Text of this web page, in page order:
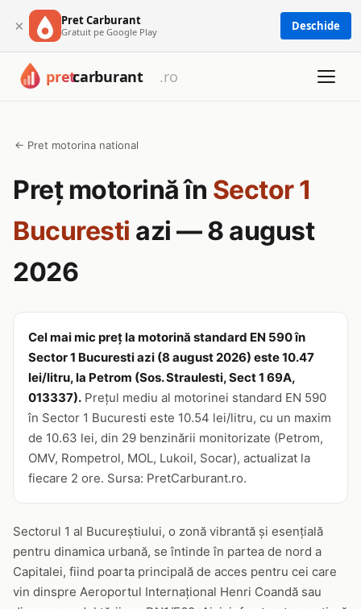
× Pret Carburant
Gratuit pe Google Play Deschide
← Pret motorina national
Preț motorină în Sector 1
Bucuresti azi — 8 august
2026
Cel mai mic preț la motorină standard EN 590 în
Sector 1 Bucuresti azi (8 august 2026) este 10.47
lei/litru, la Petrom (Sos. Straulesti, Sect 1 69A,
013337). Prețul mediu al motorinei standard EN 590
în Sector 1 Bucuresti este 10.54 lei/litru, cu un maxim
de 10.63 lei, din 29 benzinării monitorizate (Petrom,
OMV, Rompetrol, MOL, Lukoil, Socar), actualizat la
fiecare 2 ore. Sursa: PretCarburant.ro.
Sectorul 1 al Bucureștiului, o zonă vibrantă și esențială
pentru dinamica urbană, se întinde în partea de nord a
Capitalei, fiind poarta principală de acces pentru cei care
vin dinspre Aeroportul Internațional Henri Coandă sau